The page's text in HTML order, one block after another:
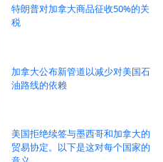
特朗普对加拿大商品征收50%的关
税
加拿大公布新管道以减少对美国石
油路线的依赖
美国拒绝续签与墨西哥和加拿大的
贸易协定。以下是这对每个国家的